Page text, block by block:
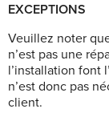
EXCEPTIONS
Veuillez noter
n’est pas une
l’installation font
n’est donc pas
client.